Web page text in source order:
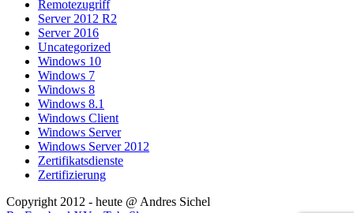
Remotezugriff
Server 2012 R2
Server 2016
Uncategorized
Windows 10
Windows 7
Windows 8
Windows 8.1
Windows Client
Windows Server
Windows Server 2012
Zertifikatsdienste
Zertifizierung
Copyright 2012 - heute @ Andres Sichel